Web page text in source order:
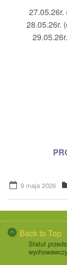
RODO
27.05.26r.
28.05.26r.
9 maja 2026
Back to Top
Statut
wychowawczy